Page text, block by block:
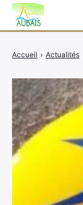
Accueil › Actualités
Actualités
Vie au village
Services
CCAS